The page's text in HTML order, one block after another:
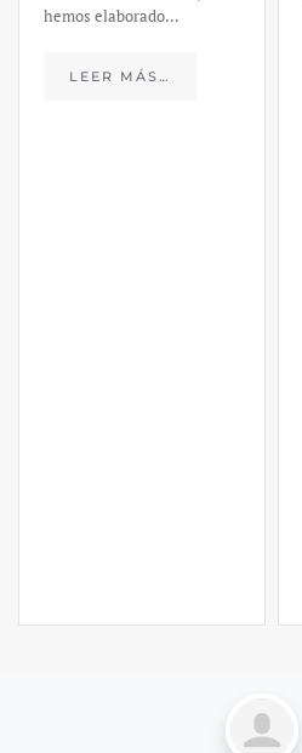
hemos elaborado…
LEER MÁS…